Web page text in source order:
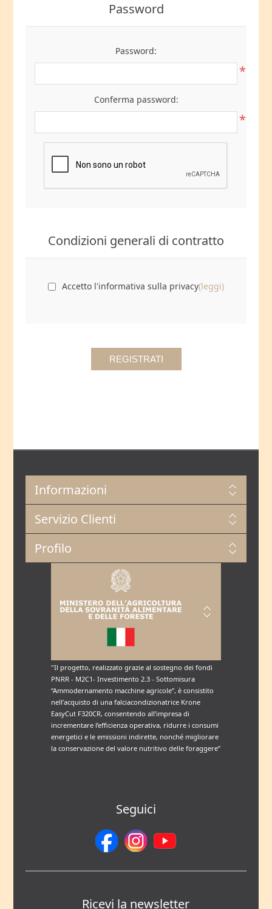
Password
Password:
*
Conferma password:
*
Condizioni generali di contratto
Accetto l'informativa sulla privacy(leggi)
Informazioni
Servizio Clienti
Profilo
"Il progetto, realizzato grazie al sostegno dei fondi
PNRR - M2C1- Investimento 2.3 - Sottomisura
“Ammodernamento macchine agricole”, è consistito
nell’acquisto di una falciacondizionatrice Krone
EasyCut F320CR, consentendo all’impresa di
incrementare l’efficienza operativa, ridurre i consumi
energetici e le emissioni indirette, nonché migliorare
la conservazione del valore nutritivo delle foraggere”
Seguici
Ricevi la newsletter